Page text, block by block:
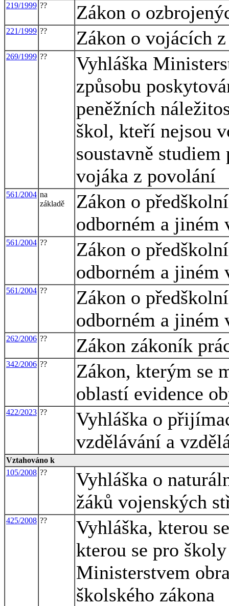
219/1999 ?? Zákon o
221/1999 ?? Zákon o vojácích
269/1999 ??
Vyhláška
způsobu
peněžních
škol, kteří nejsou
soustavně
vojáka z povolání
561/2004 na
základě
Zákon o
odborném a jiném
561/2004 ??
Zákon o
odborném a jiném
561/2004 ??
Zákon o
odborném a jiném
262/2006 ?? Zákon zákoník
342/2006 ??
Zákon, kterým se
oblastí evidence
422/2023 ??
Vyhláška o
vzdělávání a
Vztahováno k
105/2008 ??
Vyhláška o
žáků vojenských
425/2008 ??
Vyhláška, kterou
kterou se pro
Ministerstvem
školského zákona